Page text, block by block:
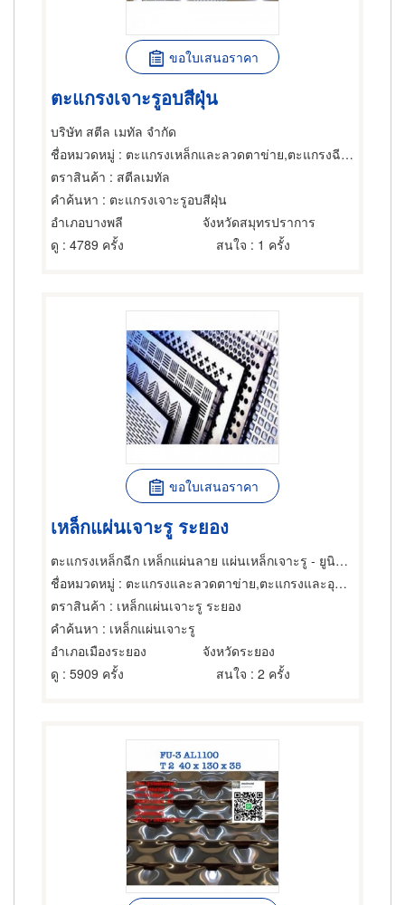
ขอใบเสนอราคา
ตะแกรงเจาะรูอบสีฝุ่น
บริษัท สตีล เมทัล จำกัด
ชื่อหมวดหมู่ : ตะแกรงเหล็กและลวดตาข่าย,ตะแกรงฉีกหรือตะแกรงยืด,ตะแกรงและอุปกรณ์สำหรับร่อน
ตราสินค้า : สตีลเมทัล
คำค้นหา : ตะแกรงเจาะรูอบสีฝุ่น
อำเภอบางพลี
จังหวัดสมุทรปราการ
ดู : 4789 ครั้ง สนใจ : 1 ครั้ง
ขอใบเสนอราคา
เหล็กแผ่นเจาะรู ระยอง
ตะแกรงเหล็กฉีก เหล็กแผ่นลาย แผ่นเหล็กเจาะรู - ยูนิกซ์ ซัพพลายเออร์ ระยอง
ชื่อหมวดหมู่ : ตะแกรงและลวดตาข่าย,ตะแกรงและอุปกรณ์สำหรับร่อน,ตะแกรงระบายน้ำ
ตราสินค้า : เหล็กแผ่นเจาะรู ระยอง
คำค้นหา : เหล็กแผ่นเจาะรู
อำเภอเมืองระยอง
จังหวัดระยอง
ดู : 5909 ครั้ง สนใจ : 2 ครั้ง